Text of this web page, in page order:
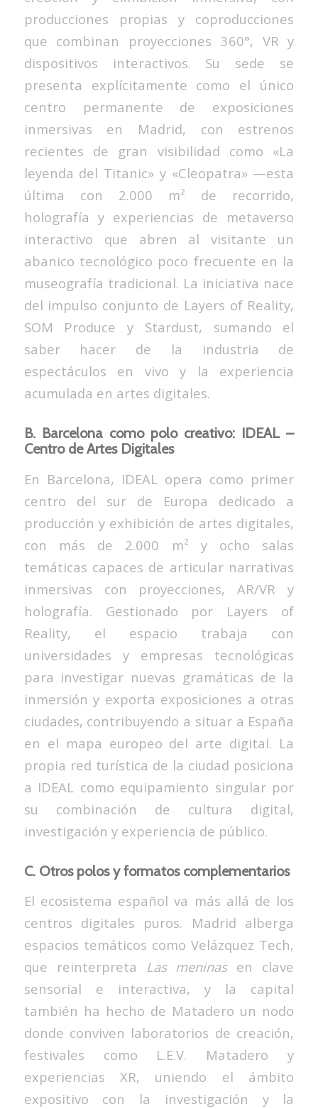
producciones propias y coproducciones
que combinan proyecciones 360°, VR y
dispositivos interactivos. Su sede se
presenta explícitamente como el único
centro permanente de exposiciones
inmersivas en Madrid, con estrenos
recientes de gran visibilidad como «La
leyenda del Titanic» y «Cleopatra» —esta
última con 2.000 m² de recorrido,
holografía y experiencias de metaverso
interactivo que abren al visitante un
abanico tecnológico poco frecuente en la
museografía tradicional. La iniciativa nace
del impulso conjunto de Layers of Reality,
SOM Produce y Stardust, sumando el
saber hacer de la industria de
espectáculos en vivo y la experiencia
acumulada en artes digitales.
B. Barcelona como polo creativo: IDEAL –
Centro de Artes Digitales
En Barcelona, IDEAL opera como primer
centro del sur de Europa dedicado a
producción y exhibición de artes digitales,
con más de 2.000 m² y ocho salas
temáticas capaces de articular narrativas
inmersivas con proyecciones, AR/VR y
holografía. Gestionado por Layers of
Reality, el espacio trabaja con
universidades y empresas tecnológicas
para investigar nuevas gramáticas de la
inmersión y exporta exposiciones a otras
ciudades, contribuyendo a situar a España
en el mapa europeo del arte digital. La
propia red turística de la ciudad posiciona
a IDEAL como equipamiento singular por
su combinación de cultura digital,
investigación y experiencia de público.
C. Otros polos y formatos complementarios
El ecosistema español va más allá de los
centros digitales puros. Madrid alberga
espacios temáticos como Velázquez Tech,
que reinterpreta Las meninasen clave
sensorial e interactiva, y la capital
también ha hecho de Matadero un nodo
donde conviven laboratorios de creación,
festivales como L.E.V. Matadero y
experiencias XR, uniendo el ámbito
expositivo con la investigación y la